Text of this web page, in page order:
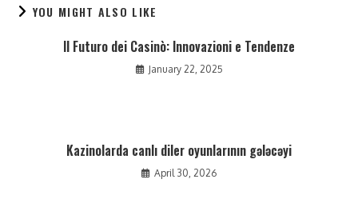
YOU MIGHT ALSO LIKE
Il Futuro dei Casinò: Innovazioni e Tendenze
January 22, 2025
Kazinolarda canlı diler oyunlarının gələcəyi
April 30, 2026